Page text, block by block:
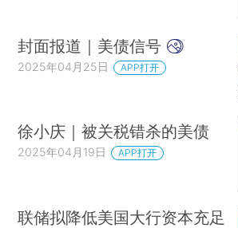
封面报道｜美债信号
2025年04月25日 APP打开
徐小庆｜被关税错杀的美债
2025年04月19日 APP打开
联储拟降低美国大行资本充足